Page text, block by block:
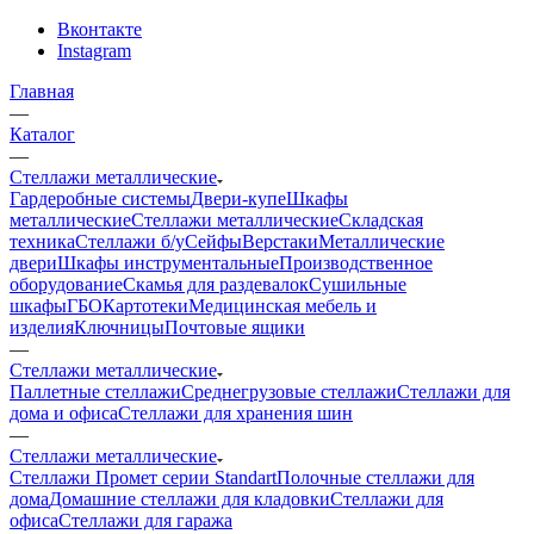
Вконтакте
Instagram
Главная
—
Каталог
—
Стеллажи металлические
Гардеробные системыДвери-купеШкафы
металлическиеСтеллажи металлическиеСкладская
техникаСтеллажи б/уСейфыВерстакиМеталлические
двериШкафы инструментальныеПроизводственное
оборудованиеСкамья для раздевалокСушильные
шкафыГБОКартотекиМедицинская мебель и
изделияКлючницыПочтовые ящики
—
Стеллажи металлические
Паллетные стеллажиСреднегрузовые стеллажиСтеллажи для
дома и офисаСтеллажи для хранения шин
—
Стеллажи металлические
Стеллажи Промет серии StandartПолочные стеллажи для
домаДомашние стеллажи для кладовкиСтеллажи для
офисаСтеллажи для гаража